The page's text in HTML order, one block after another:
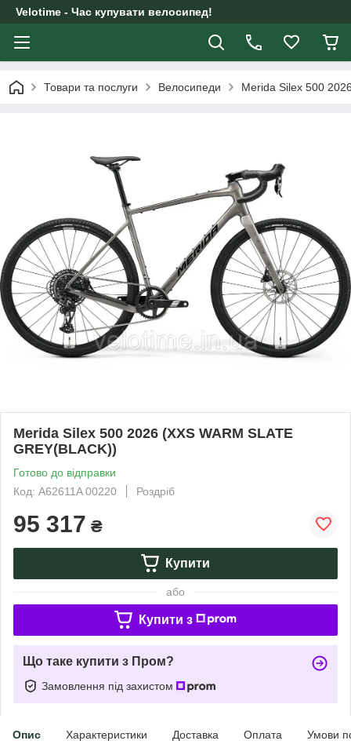
Velotime - Час купувати велосипед!
Товари та послуги Велосипеди Merida Silex 500
Merida Silex 500 2026 (XXS WARM SLATE
GREY(BLACK))
Готово до відправки
Код: A62611A 00220
Роздріб
95 317 ₴
Купити
або
Купити з
Що таке купити з Пром?
Замовлення під захистом
Опис Характеристики Доставка Оплата Умови